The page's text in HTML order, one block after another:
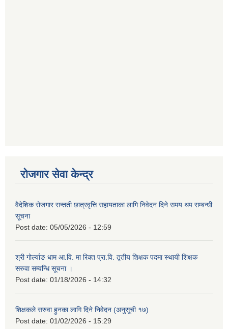
रोजगार सेवा केन्द्र
वैदेशिक रोजगार सन्तती छात्रवृत्ति सहायताका लागि निवेदन दिने समय थप सम्बन्धी
सूचना
Post date: 05/05/2026 - 12:59
श्री गोर्ल्याङ धाम आ.वि. मा रिक्त प्रा.वि. तृतीय शिक्षक पदमा स्थायी शिक्षक
सरुवा सम्वन्धि सूचना ।
Post date: 01/18/2026 - 14:32
शिक्षकले सरुवा हुनका लागि दिने निवेदन (अनुसूची १७)
Post date: 01/02/2026 - 15:29